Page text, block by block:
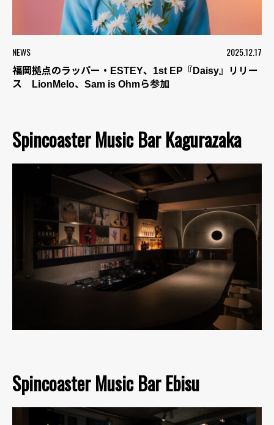
NEWS 2025.12.17
福岡拠点のラッパー・ESTEY、1st EP『Daisy』リリー
ス LionMelo、Sam is Ohmら参加
Spincoaster Music Bar Kagurazaka
Spincoaster Music Bar Ebisu